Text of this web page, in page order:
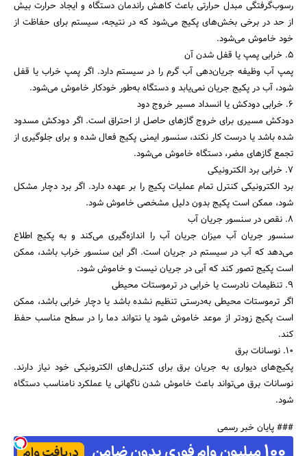
رسوب‌گرفتگی مبدل حرارتی باعث کاهش راندمان دستگاه و ایجاد حرارت بیش
از حد در برخی بخش‌های پکیج می‌شود که در نتیجه، سیستم برای حفاظت از
خود خاموش می‌شود.
۵. خرابی پمپ یا قفل شدن آن
پمپ آب وظیفه جریان‌دهی آب گرم را در سیستم دارد. اگر پمپ خراب یا قفل
شود، آب در پکیج جریان نمی‌یابد و دستگاه به‌طور خودکار خاموش می‌شود.
۶. خرابی دودکش یا انسداد مسیر خروج دود
دودکش مسیری برای خروج گازهای حاصل از احتراق است. اگر دودکش مسدود
شده باشد یا درست کار نکند، سنسور ایمنی پکیج فعال شده و برای جلوگیری از
تجمع گازهای مضر، دستگاه خاموش می‌شود.
۷. خرابی برد الکترونیکی
برد الکترونیکی کنترل تمام عملیات پکیج را بر عهده دارد. اگر برد دچار مشکل
شود، ممکن است پکیج بدون دلیل مشخصی خاموش شود.
۸. نقص در سنسور جریان آب
سنسور جریان آب میزان جریان آب را اندازه‌گیری می‌کند و به پکیج اطلاع
می‌دهد که آب در سیستم در جریان است. اگر این سنسور خراب باشد، ممکن
است پکیج تصور کند که آبی در جریان نیست و خاموش شود.
۹. تنظیمات نادرست یا خرابی در ترموستات محیطی
اگر ترموستات محیطی به‌درستی تنظیم نشده باشد یا دچار خرابی باشد، ممکن
است پکیج زودتر از موعد خاموش شود یا نتواند دما را در سطح مناسب حفظ
کند.
۱۰. نوسانات برق
پکیج‌های دیواری به جریان برق برای کنترل‌های الکترونیکی خود نیاز دارند.
نوسانات برق می‌تواند باعث خاموش شدن ناگهانی یا عملکرد نامناسب دستگاه
شود.
### پایان خبر رسمی